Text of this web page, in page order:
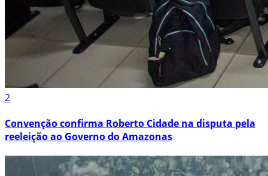
2
Convenção confirma Roberto Cidade na disputa pela
reeleição ao Governo do Amazonas